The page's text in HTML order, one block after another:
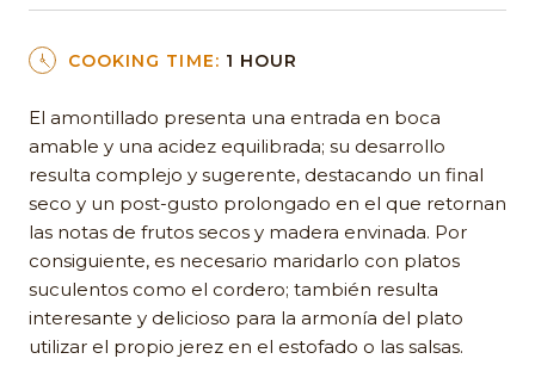
COOKING TIME: 1 HOUR
El amontillado presenta una entrada en boca
amable y una acidez equilibrada; su desarrollo
resulta complejo y sugerente, destacando un final
seco y un post-gusto prolongado en el que retornan
las notas de frutos secos y madera envinada. Por
consiguiente, es necesario maridarlo con platos
suculentos como el cordero; también resulta
interesante y delicioso para la armonía del plato
utilizar el propio jerez en el estofado o las salsas.